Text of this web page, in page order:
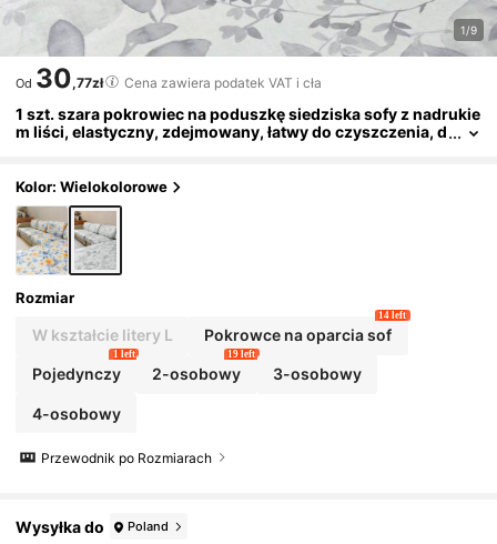
1/9
Od 30,77zł Cena zawiera podatek VAT i cła
1 szt. szara pokrowiec na poduszkę siedziska sofy z nadrukie
m liści, elastyczny, zdejmowany, łatwy do czyszczenia, d
ka sofy
Kolor: Wielokolorowe
Rozmiar
W kształcie litery L Pokrowce na oparcia sof
14 left
Pojedynczy
1 left
2-osobowy
19 left
3-osobowy
4-osobowy
Przewodnik po Rozmiarach
Wysyłka do Poland